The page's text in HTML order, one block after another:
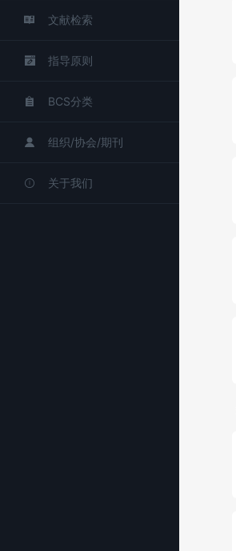
文献检索
指导原则
BCS分类
组织/协会/期刊
关于我们